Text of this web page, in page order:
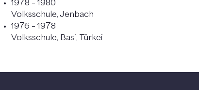
1978 – 1980
Volksschule, Jenbach
1976 – 1978
Volksschule, Basi, Türkei